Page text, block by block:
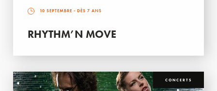
10 SEPTEMBRE - DÈS 7 ANS
RHYTHM’N MOVE
CONCERTS